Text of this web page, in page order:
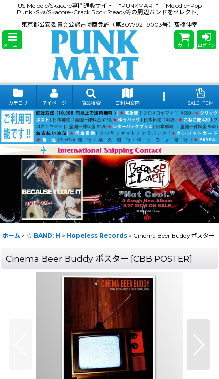
US Melodic/Skacore専門通販サイト "PUNKMART" 「Melodic~Pop
Punk~Ska/Skacore~Crack Rock Steady等の周辺バンドをセレクト」
東京都公安委員会公認古物商免許（第307792119003号）髙橋伸幸
メニュー カート ログイン
カテゴリ マイページ 商品検索 ご利用案内 SALE ITEM
ホーム > ☆ BAND: H > Hopeless Records > Cinema Beer Buddy ポスター
Cinema Beer Buddy ポスター [CBB POSTER]